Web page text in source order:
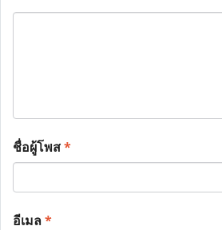
ชื่อผู้โพส*
อีเมล*